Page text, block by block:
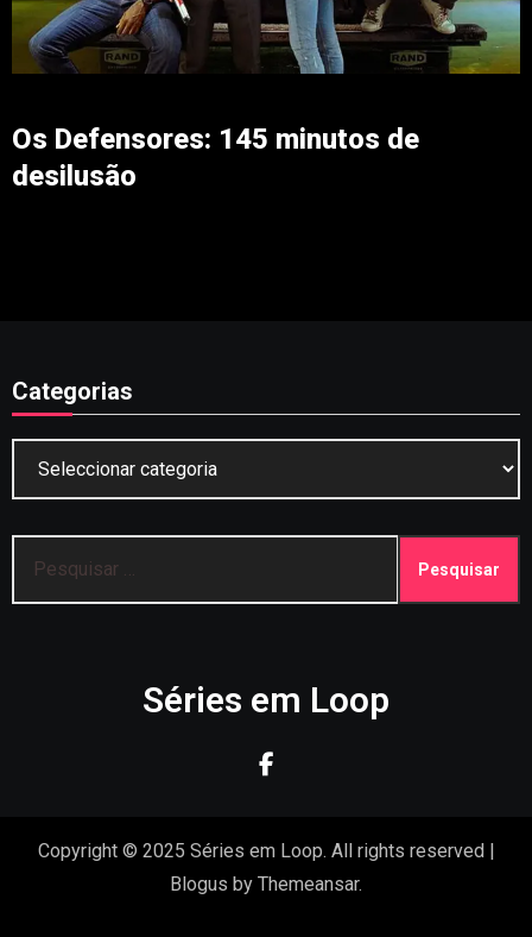
Os Defensores: 145 minutos de
desilusão
Categorias
por:
Séries em Loop
Copyright © 2025 Séries em Loop. All rights reserved |
Blogus by Themeansar.